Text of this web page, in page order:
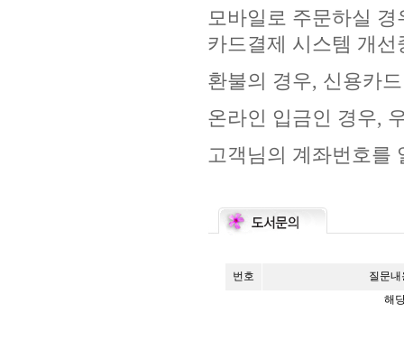
모바일로 주문하실
카드결제 시스템 개선
환불의 경우, 신용카
온라인 입금인 경우,
고객님의 계좌번호를